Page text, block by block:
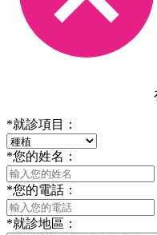
*就診項目：
*您的姓名：
*您的電話：
*就診地區：